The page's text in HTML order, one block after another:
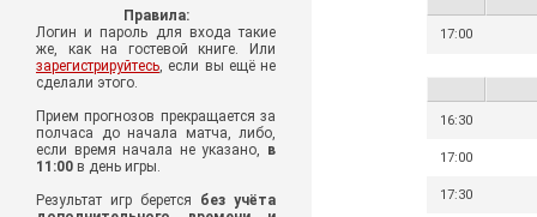
Правила:
Логин и пароль для входа такие
же, как на гостевой книге. Или
зарегистрируйтесь, если вы ещё не
сделали этого.
Прием прогнозов прекращается за
полчаса до начала матча, либо,
если время начала не указано, в
11:00 в день игры.
Результат игр берется без учёта
17:00
16:30
17:00
17:30